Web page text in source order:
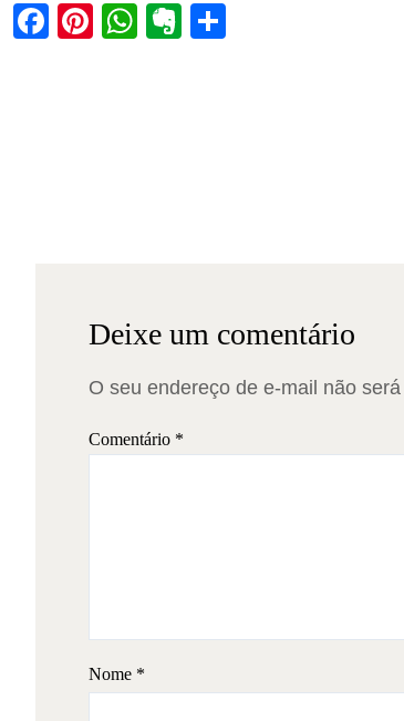
Facebook
Pinterest
WhatsApp
Evernote
Deixe um comentário
O seu endereço de e-mail não
Comentário *
Nome *